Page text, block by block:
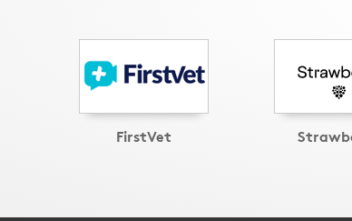
FirstVet